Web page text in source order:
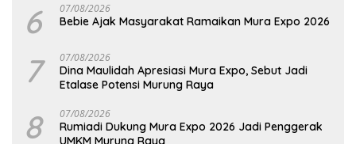
6 07/08/2026
Bebie Ajak Masyarakat Ramaikan Mura Expo 2026
7 07/08/2026
Dina Maulidah Apresiasi Mura Expo, Sebut Jadi
Etalase Potensi Murung Raya
8 07/08/2026
Rumiadi Dukung Mura Expo 2026 Jadi Penggerak
UMKM Murung Raya